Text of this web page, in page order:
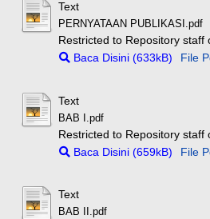
Text
PERNYATAAN PUBLIKASI.pdf
Restricted to Repository staff
Baca Disini (633kB)
File
Text
BAB I.pdf
Restricted to Repository staff
Baca Disini (659kB)
File
Text
BAB II.pdf